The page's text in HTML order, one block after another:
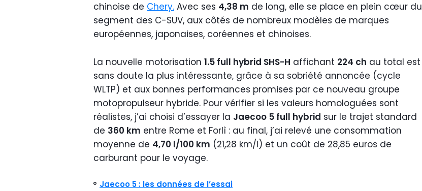
chinoise de Chery. Avec ses 4,38 m de long, elle se place en plein cœur du
segment des C-SUV, aux côtés de nombreux modèles de marques
européennes, japonaises, coréennes et chinoises.
La nouvelle motorisation 1.5 full hybrid SHS-H affichant 224 ch au total est
sans doute la plus intéressante, grâce à sa sobriété annoncée (cycle
WLTP) et aux bonnes performances promises par ce nouveau groupe
motopropulseur hybride. Pour vérifier si les valeurs homologuées sont
réalistes, j’ai choisi d’essayer la Jaecoo 5 full hybrid sur le trajet standard
de 360 km entre Rome et Forlì : au final, j’ai relevé une consommation
moyenne de 4,70 l/100 km (21,28 km/l) et un coût de 28,85 euros de
carburant pour le voyage.
Jaecoo 5 : les données de l’essai